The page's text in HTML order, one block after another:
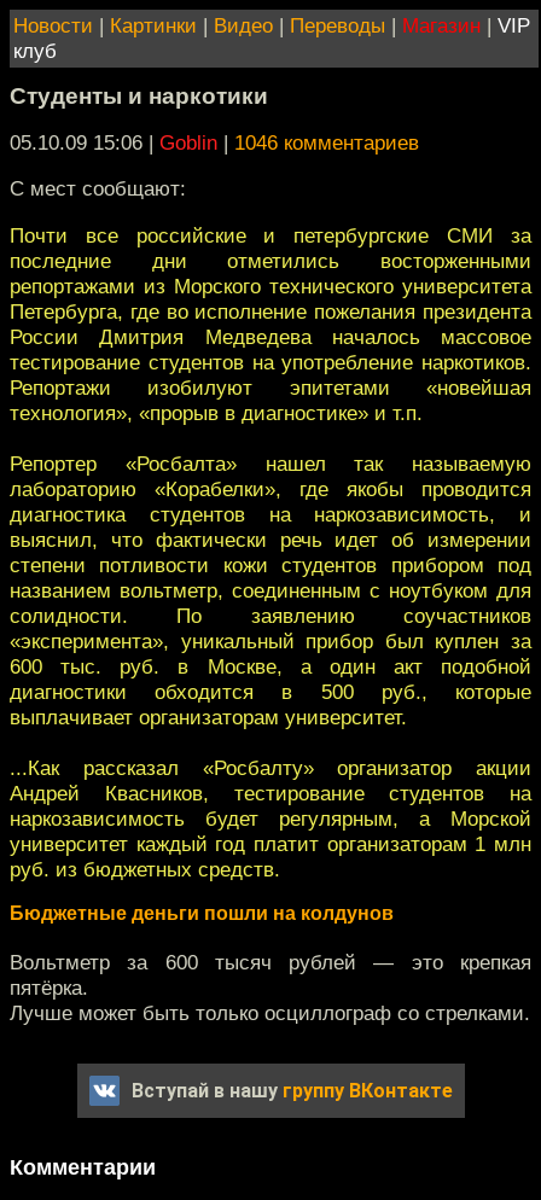
Новости | Картинки | Видео | Переводы | Магазин | VIP
клуб
Студенты и наркотики
05.10.09 15:06 | Goblin | 1046 комментариев
С мест сообщают:
Почти все российские и петербургские СМИ за
последние дни отметились восторженными
репортажами из Морского технического университета
Петербурга, где во исполнение пожелания президента
России Дмитрия Медведева началось массовое
тестирование студентов на употребление наркотиков.
Репортажи изобилуют эпитетами «новейшая
технология», «прорыв в диагностике» и т.п.
Репортер «Росбалта» нашел так называемую
лабораторию «Корабелки», где якобы проводится
диагностика студентов на наркозависимость, и
выяснил, что фактически речь идет об измерении
степени потливости кожи студентов прибором под
названием вольтметр, соединенным с ноутбуком для
солидности. По заявлению соучастников
«эксперимента», уникальный прибор был куплен за
600 тыс. руб. в Москве, а один акт подобной
диагностики обходится в 500 руб., которые
выплачивает организаторам университет.
...Как рассказал «Росбалту» организатор акции
Андрей Квасников, тестирование студентов на
наркозависимость будет регулярным, а Морской
университет каждый год платит организаторам 1 млн
руб. из бюджетных средств.
Бюджетные деньги пошли на колдунов
Вольтметр за 600 тысяч рублей — это крепкая
пятёрка.
Лучше может быть только осциллограф со стрелками.
Вступай в нашу группу ВКонтакте
Комментарии